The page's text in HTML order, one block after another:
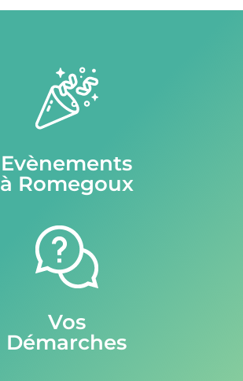
Evènements
à Romegoux
Vos
Démarches